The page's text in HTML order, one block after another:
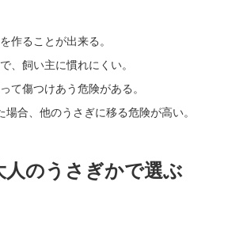
作ることが出来る。
、飼い主に慣れにくい。
て傷つけあう危険がある。
合、他のうさぎに移る危険が高い。
のうさぎかで選ぶ